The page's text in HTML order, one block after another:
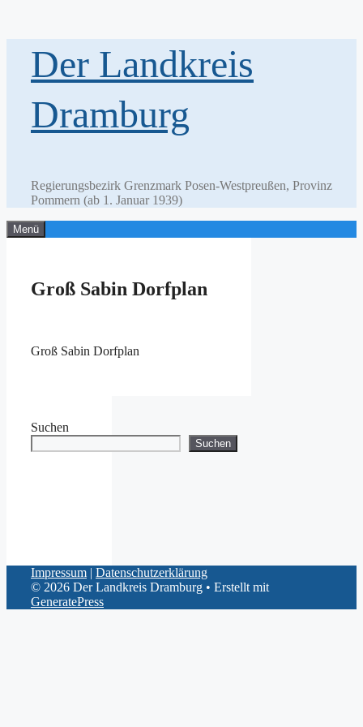
springenDer Landkreis
Dramburg
Regierungsbezirk Grenzmark Posen-Westpreußen, Provinz
Pommern (ab 1. Januar 1939)
Menü
Groß Sabin Dorfplan
Groß Sabin Dorfplan
Suchen
Suchen
Impressum | Datenschutzerklärung
© 2026 Der Landkreis Dramburg • Erstellt mit
GeneratePress